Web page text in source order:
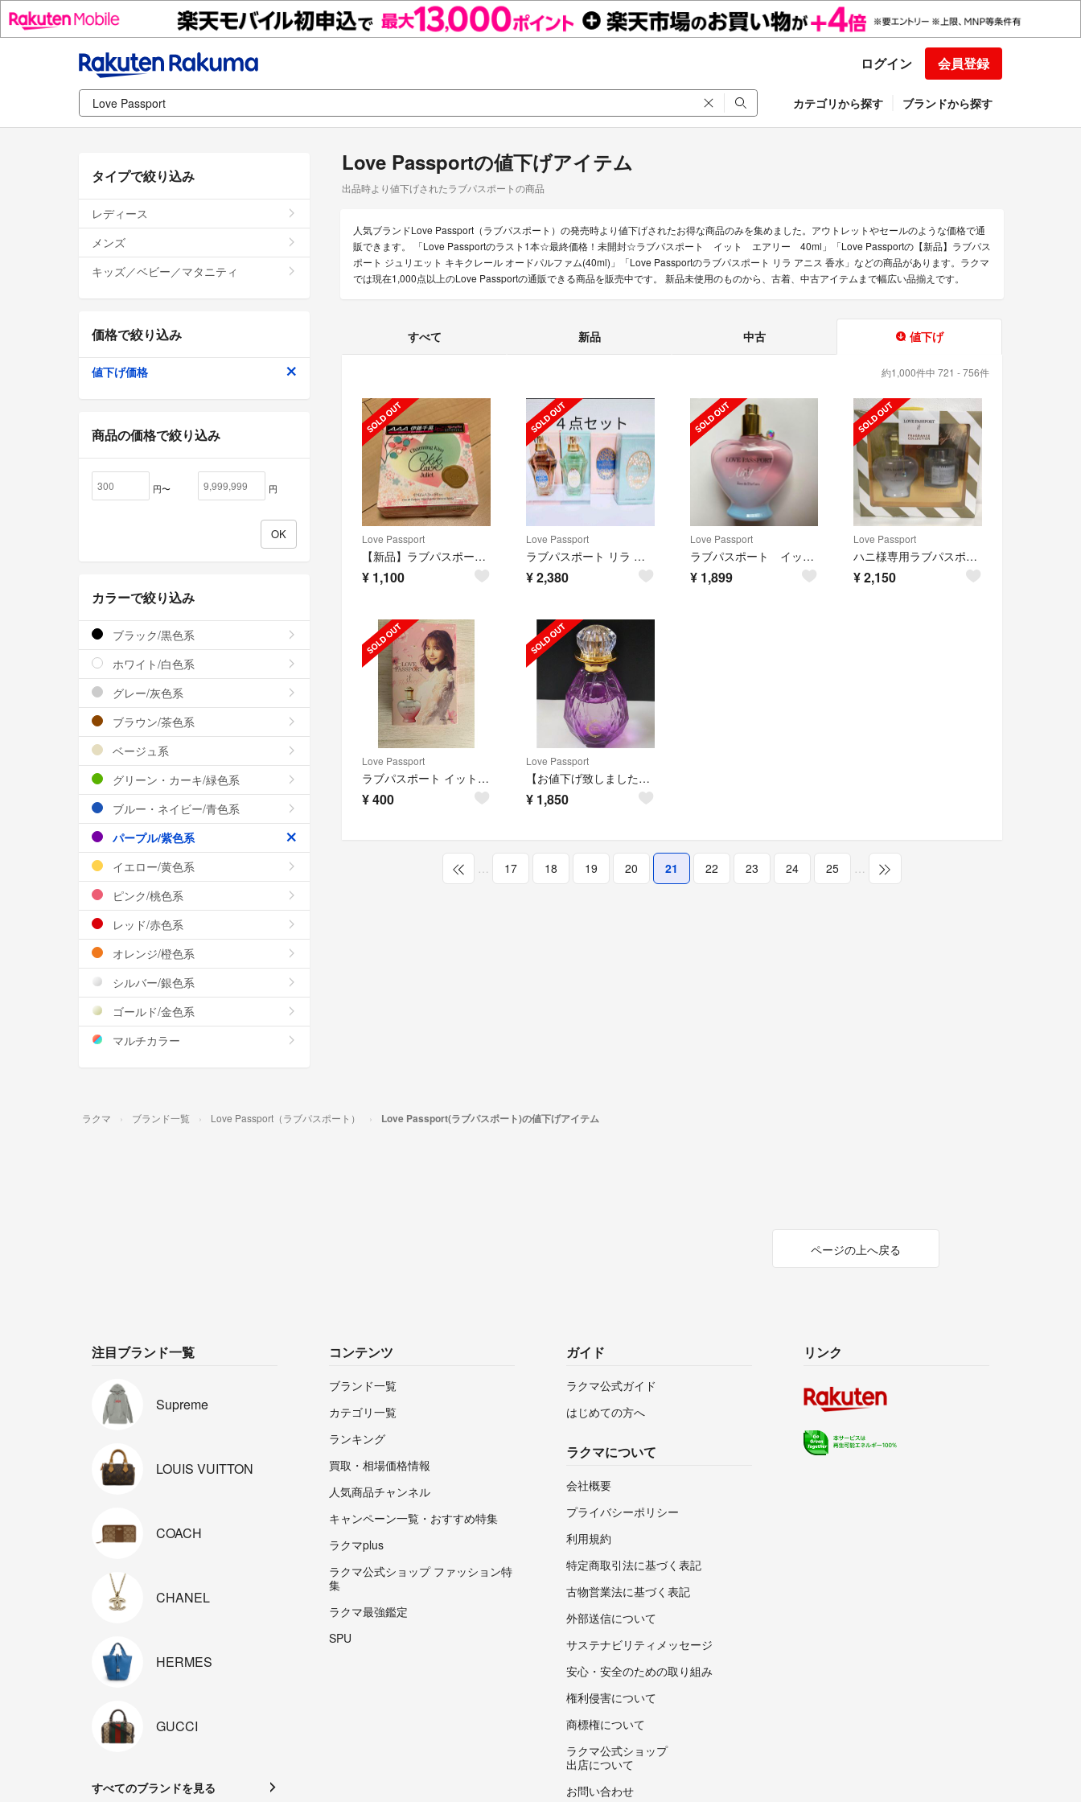
ログイン 会員登録
カテゴリから探す ブランドから探す
Love Passportの値下げアイテム
出品時より値下げされたラブパスポートの商品
人気ブランドLove Passport（ラブパスポート）の発売時より値下げされたお得な商品のみを集めました。アウトレットやセールのような価格で通
販できます。 「Love Passportのラスト1本☆最終価格！未開封☆ラブパスポート イット エアリー 40ml」「Love Passportの【新品】ラブパス
ポート ジュリエット キキクレール オードパルファム(40ml)」「Love Passportのラブパスポート リラ アニス 香水」などの商品があります。ラクマ
では現在1,000点以上のLove Passportの通販できる商品を販売中です。 新品未使用のものから、古着、中古アイテムまで幅広い品揃えです。
すべて 新品 中古 値下げ
約1,000件中 721 - 756件
Love Passport
【新品】ラブパスポート ジュリエット キキクレール オードパルファム(40ml)
¥ 1,100
Love Passport
ラブパスポート リラ アニス 香水
¥2,380
Love Passport
ラブパスポート イット エアリー
¥ 1,899
Love Passport
ハニ様専用ラブパスポート イット
¥2,150
Love Passport
ラブパスポート イット フラワリー オードパルファム(40ml)
¥400
Love Passport
【お値下げ致しました！】香水 クリスタル LUNA 50ml
¥ 1,850
… 17 18 19 20 21 22 23 24 25 …
タイプで絞り込み
レディース
メンズ
キッズ／ベビー／マタニティ
価格で絞り込み
値下げ価格
商品の価格で絞り込み
円〜 円
カラーで絞り込み
ブラック/黒色系
ホワイト/白色系
グレー/灰色系
ブラウン/茶色系
ベージュ系
グリーン・カーキ/緑色系
ブルー・ネイビー/青色系
パープル/紫色系
イエロー/黄色系
ピンク/桃色系
レッド/赤色系
オレンジ/橙色系
シルバー/銀色系
ゴールド/金色系
マルチカラー
ラクマ ブランド一覧 Love Passport（ラブパスポート） Love Passport(ラブパスポート)の値下げアイテム
ページの上へ戻る
注目ブランド一覧
Supreme
LOUIS VUITTON
COACH
CHANEL
HERMES
GUCCI
すべてのブランドを見る
コンテンツ
ブランド一覧
カテゴリ一覧
ランキング
買取・相場価格情報
人気商品チャンネル
キャンペーン一覧・おすすめ特集
ラクマplus
ラクマ公式ショップ ファッション特
集
ラクマ最強鑑定
SPU
ガイド
ラクマ公式ガイド
はじめての方へ
ラクマについて
会社概要
プライバシーポリシー
利用規約
特定商取引法に基づく表記
古物営業法に基づく表記
外部送信について
サステナビリティメッセージ
安心・安全のための取り組み
権利侵害について
商標権について
ラクマ公式ショップ
出店について
お問い合わせ
リンク